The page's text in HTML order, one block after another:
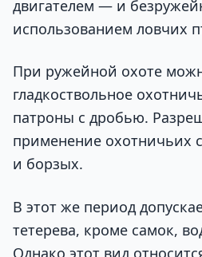
двигателем — и
использованием ловчих
При ружейной охоте
гладкоствольное
патроны с дробью.
применение охотничьих
и борзых.
В этот же период
тетерева, кроме самок,
Однако этот вид